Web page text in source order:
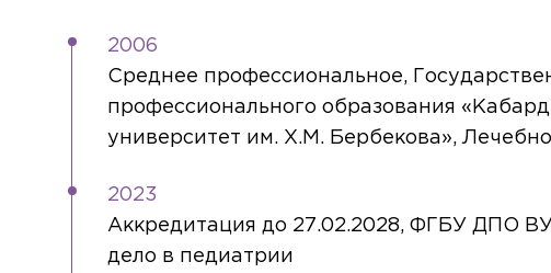
2006
Среднее профессиональное,
профессионального образования
университет им. Х.М. Бербекова»,
2023
Аккредитация до 27.02.2028, ФГБУ ДПО
дело в педиатрии